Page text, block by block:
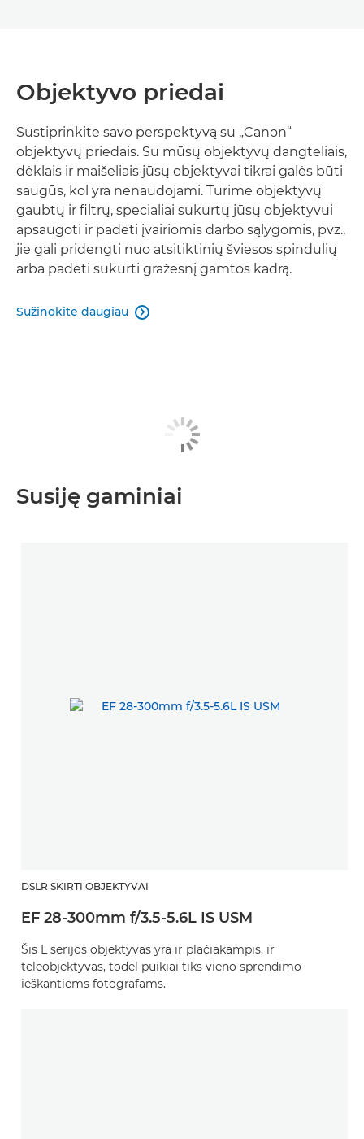
Objektyvo priedai
Sustiprinkite savo perspektyvą su „Canon“
objektyvų priedais. Su mūsų objektyvų dangteliais,
dėklais ir maišeliais jūsų objektyvai tikrai galės būti
saugūs, kol yra nenaudojami. Turime objektyvų
gaubtų ir filtrų, specialiai sukurtų jūsų objektyvui
apsaugoti ir padėti įvairiomis darbo sąlygomis, pvz.,
jie gali pridengti nuo atsitiktinių šviesos spindulių
arba padėti sukurti gražesnį gamtos kadrą.
Sužinokite daugiau 
Susiję gaminiai
DSLR SKIRTI OBJEKTYVAI
EF 28-300mm f/3.5-5.6L IS USM
Šis L serijos objektyvas yra ir plačiakampis, ir
teleobjektyvas, todėl puikiai tiks vieno sprendimo
ieškantiems fotografams.